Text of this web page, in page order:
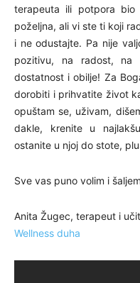
terapeuta ili potpora
poželjna, ali vi ste ti koji
i ne odustajte. Pa nije
pozitivu, na radost, na
dostatnost i obilje! Za
dorobiti i prihvatite život
opuštam se, uživam,
dakle, krenite u
ostanite u njoj do stote,
Sve vas puno volim i
Anita Žugec, terapeut i
Wellness duha